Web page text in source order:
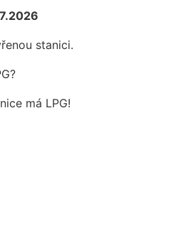
stanici.
má LPG!